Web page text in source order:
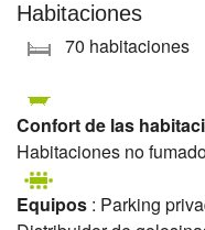
Habitaciones
70 habitaciones
Confort de las
Habitaciones no
Equipos : Parking